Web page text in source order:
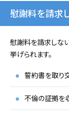
慰謝料を請求
慰謝料を請求しな
挙げられます。
誓約書を取り
不倫の証拠を